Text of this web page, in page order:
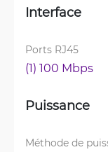
Interface
Ports RJ45
(1) 100 Mbps
Puissance
Méthode de